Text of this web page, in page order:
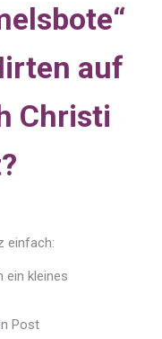
auf
Christi
einfach:
ein kleines
Post